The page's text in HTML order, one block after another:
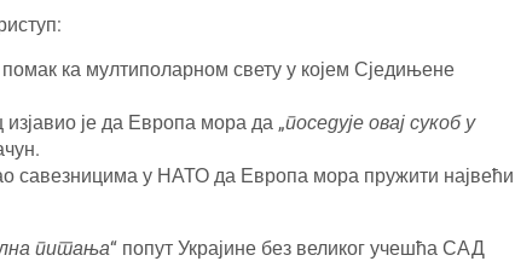
ка мултиполарном свету у којем Сједињене
је да Европа мора да „поседује овај сукоб у
савезницима у НАТО да Европа мора пружити највећи
питања“ попут Украјине без великог учешћа САД